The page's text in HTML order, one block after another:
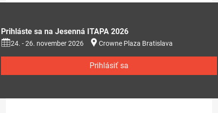
Prihláste sa na Jesenná ITAPA 2026
24. - 26. november 2026 Crowne Plaza Bratislava
Prihlásiť sa